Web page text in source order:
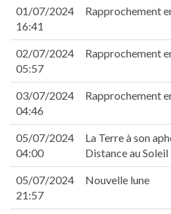
al
01/07/2024
16:41
Rapprochement
02/07/2024
05:57
Rapprochement
03/07/2024
04:46
Rapprochement
05/07/2024
04:00
La Terre à son
Distance au
05/07/2024
21:57
Nouvelle lune